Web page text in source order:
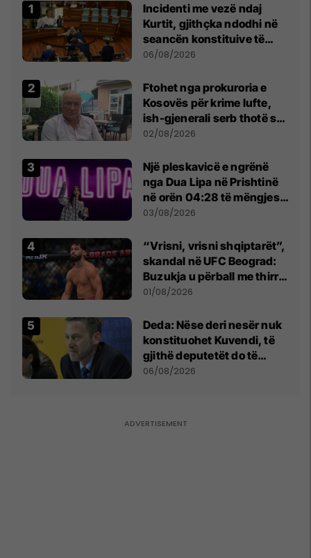
Incidenti me vezë ndaj
Kurtit, gjithçka ndodhi në
seancën konstituive të
Kuvendit
06/08/2026
Ftohet nga prokuroria e
Kosovës për krime lufte,
ish-gjenerali serb thotë se
dikush e tradhtoi në
02/08/2026
Një pleskavicë e ngrënë
nga Dua Lipa në Prishtinë
në orën 04:28 të mëngjesit
- dhe bota digjitale serbe
03/08/2026
“Vrisni, vrisni shqiptarët”,
skandal në UFC Beograd:
Buzukja u përball me thirrje
anti-shqiptare nga
01/08/2026
Deda: Nëse deri nesër nuk
konstituohet Kuvendi, të
gjithë deputetët do të
bëjnë shkelje të rëndë
06/08/2026